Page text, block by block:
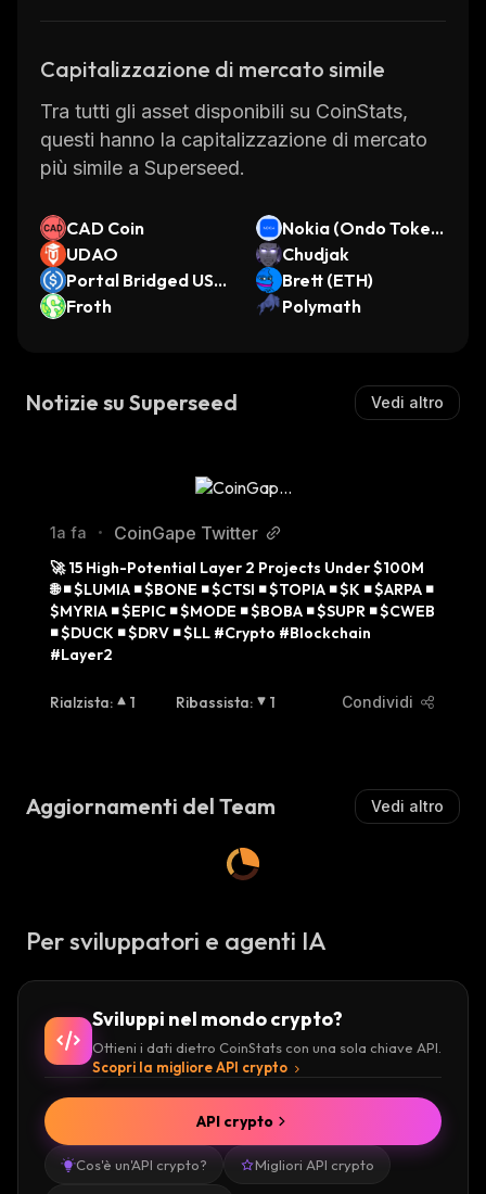
Capitalizzazione di mercato simile
Tra tutti gli asset disponibili su CoinStats,
questi hanno la capitalizzazione di mercato
più simile a Superseed.
CAD Coin
Nokia (Ondo Tokeni
zed)
UDAO
Chudjak
Portal Bridged USD
C (Fogo)
Brett (ETH)
Froth
Polymath
Notizie su Superseed Vedi altro
1a fa • CoinGape Twitter
🚀 15 High-Potential Layer 2 Projects Under $100M
🌐 ◾️ $LUMIA ◾️ $BONE ◾️ $CTSI ◾️ $TOPIA ◾️ $K ◾️ $ARPA ◾️
$MYRIA ◾️ $EPIC ◾️ $MODE ◾️ $BOBA ◾️ $SUPR ◾️ $CWEB
◾️ $DUCK ◾️ $DRV ◾️ $LL #Crypto #Blockchain
#Layer2
Rialzista: 1 Ribassista: 1 Condividi
Aggiornamenti del Team Vedi altro
Per sviluppatori e agenti IA
Sviluppi nel mondo crypto?
Ottieni i dati dietro CoinStats con una sola chiave API.
Scopri la migliore API crypto
Cos'è un'API crypto? Migliori API crypto
API crypto